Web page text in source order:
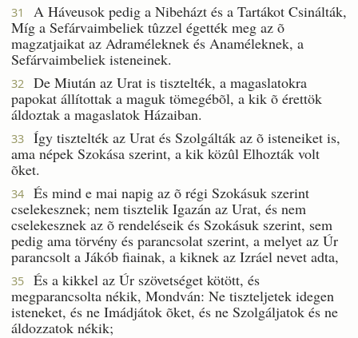
31
A Háveusok pedig a Nibeházt és a Tartákot Csinálták,
Míg a Sefárvaimbeliek tûzzel égették meg az õ
magzatjaikat az Adraméleknek és Anaméleknek, a
Sefárvaimbeliek isteneinek.
32
De Miután az Urat is tisztelték, a magaslatokra
papokat állítottak a maguk tömegébõl, a kik õ érettök
áldoztak a magaslatok Házaiban.
33
Így tisztelték az Urat és Szolgálták az õ isteneiket is,
ama népek Szokása szerint, a kik közûl Elhozták volt
õket.
34
És mind e mai napig az õ régi Szokásuk szerint
cselekesznek; nem tisztelik Igazán az Urat, és nem
cselekesznek az õ rendeléseik és Szokásuk szerint, sem
pedig ama törvény és parancsolat szerint, a melyet az Úr
parancsolt a Jákób fiainak, a kiknek az Izráel nevet adta,
35
És a kikkel az Úr szövetséget kötött, és
megparancsolta nékik, Mondván: Ne tiszteljetek idegen
isteneket, és ne Imádjátok õket, és ne Szolgáljatok és ne
áldozzatok nékik;